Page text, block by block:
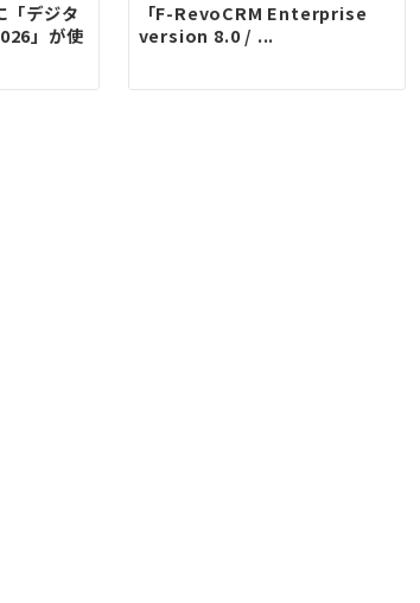
デジタ
」が使
「F-RevoCRM Enterprise
version 8.0 / ...